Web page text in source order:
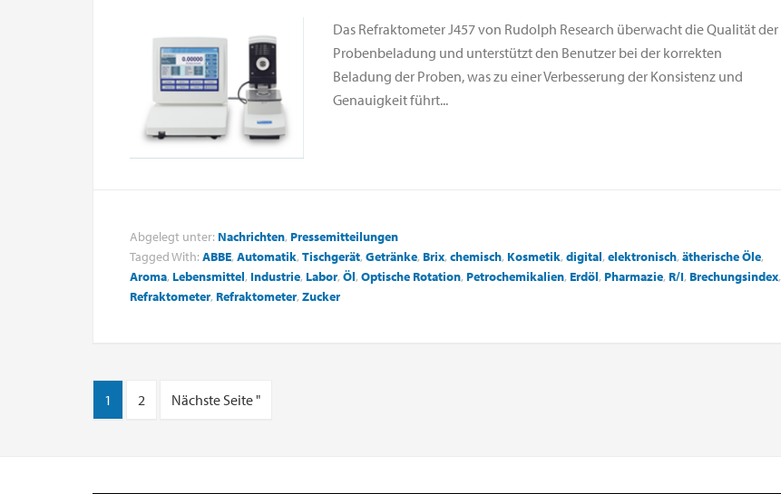
Das Refraktometer J457 von Rudolph Research überwacht die Qualität der
Probenbeladung und unterstützt den Benutzer bei der korrekten
Beladung der Proben, was zu einer Verbesserung der Konsistenz und
Genauigkeit führt...
Abgelegt unter: Nachrichten, Pressemitteilungen
Tagged With: ABBE, Automatik, Tischgerät, Getränke, Brix, chemisch, Kosmetik, digital, elektronisch, ätherische Öle,
Aroma, Lebensmittel, Industrie, Labor, Öl, Optische Rotation, Petrochemikalien, Erdöl, Pharmazie, R/I, Brechungsindex,
Refraktometer, Refraktometer, Zucker
1 2 Nächste Seite "